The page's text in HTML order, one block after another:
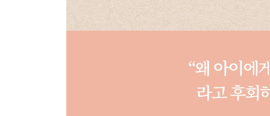
“책 다 읽으면 뽀뽀해줄게”
사랑에 조건을 달지 마세요
부모의 기대가 너무 높지 않은지 자문해보세요